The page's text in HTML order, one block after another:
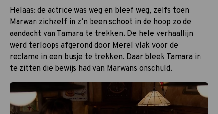
Helaas: de actrice was weg en bleef weg, zelfs toen
Marwan zichzelf in z’n been schoot in de hoop zo de
aandacht van Tamara te trekken. De hele verhaallijn
werd terloops afgerond door Merel vlak voor de
reclame in een busje te trekken. Daar bleek Tamara in
te zitten die bewijs had van Marwans onschuld.